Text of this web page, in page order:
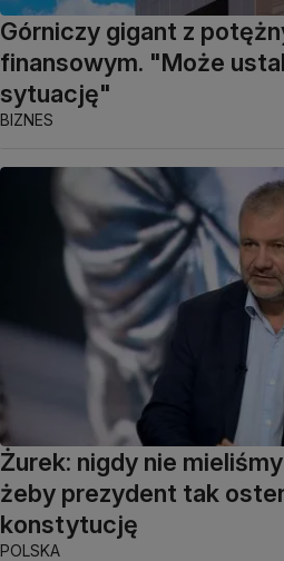
Górniczy gigant z
finansowym. "Może
sytuację"
BIZNES
Żurek: nigdy nie
żeby prezydent tak
konstytucję
POLSKA